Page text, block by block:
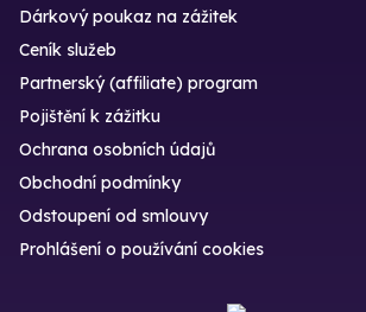
Dárkový poukaz na zážitek
Ceník služeb
Partnerský (affiliate) program
Pojištění k zážitku
Ochrana osobních údajů
Obchodní podmínky
Odstoupení od smlouvy
Prohlášení o používání cookies